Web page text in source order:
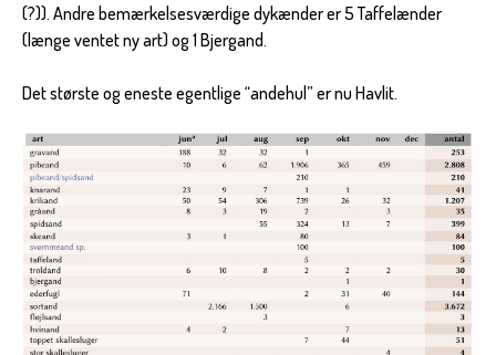
(?)). Andre bemærkelsesværdige dykænder er 5 Taffelænder
(længe ventet ny art) og 1 Bjergand.
Det største og eneste egentlige “andehul” er nu Havlit.